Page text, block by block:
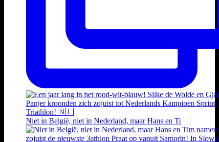
Niet in België, niet in Nederland, maar Hans en Ti